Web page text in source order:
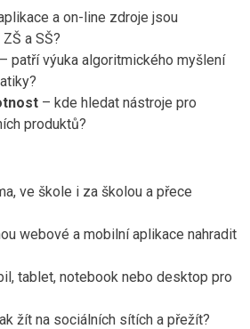
a on-line zdroje jsou
a SŠ?
– patří výuka algoritmického myšlení
– kde hledat nástroje pro
produktů?
ve škole i za školou a přece
webové a mobilní aplikace nahradit
tablet, notebook nebo desktop pro
žít na sociálních sítích a přežít?